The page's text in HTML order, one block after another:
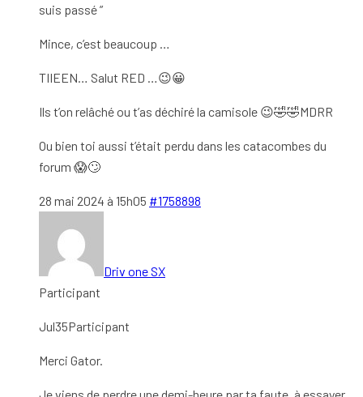
suis passé ”
Mince, c’est beaucoup …
TIIEEN… Salut RED …😉😀
Ils t’on relâché ou t’as déchiré la camisole 😉🤣🤣MDRR
Ou bien toi aussi t’était perdu dans les catacombes du
forum 😱🙄
28 mai 2024 à 15h05 #1758898
Driv one SX
Participant
Jul35Participant
Merci Gator.